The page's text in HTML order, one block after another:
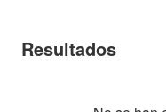
Resultados